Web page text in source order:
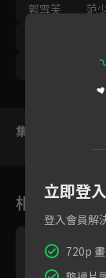
郭雪芙 范
袁
集數列表
相關花絮
立即登
登入會員解
720p